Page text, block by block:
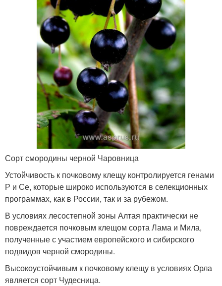
Сорт смородины черной Чаровница
Устойчивость к почковому клещу контролируется генами
Р и Се, которые широко используются в селекционных
программах, как в России, так и за рубежом.
В условиях лесостепной зоны Алтая практически не
повреждается почковым клещом сорта Лама и Мила,
полученные с участием европейского и сибирского
подвидов черной смородины.
Высокоустойчивым к почковому клещу в условиях Орла
является сорт Чудесница.